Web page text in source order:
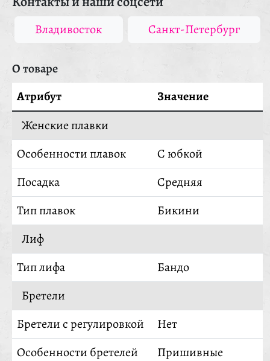
Владивосток Санкт-Петербург
О товаре
Атрибут
Значение
Женские плавки
Особенности плавок
С юбкой
Посадка
Средняя
Тип плавок
Бикини
Лиф
Тип лифа
Бандо
Бретели
Бретели с регулировкой
Нет
Особенности бретелей
Пришивные